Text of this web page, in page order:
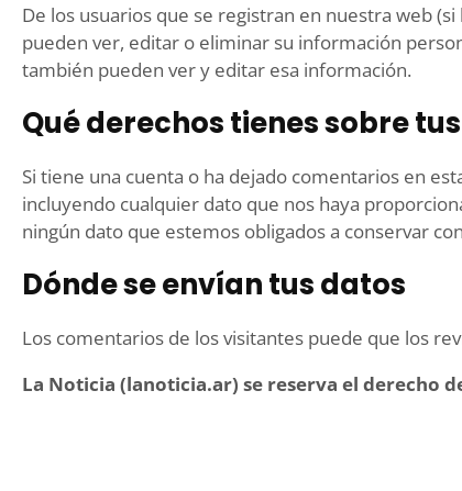
De los usuarios que se registran en nuestra web
pueden ver, editar o eliminar su información
también pueden ver y editar esa información.
Qué derechos tienes sobre
Si tiene una cuenta o ha dejado comentarios en
incluyendo cualquier dato que nos haya
ningún dato que estemos obligados a conservar
Dónde se envían tus datos
Los comentarios de los visitantes puede que los
La Noticia (lanoticia.ar) se reserva el derecho